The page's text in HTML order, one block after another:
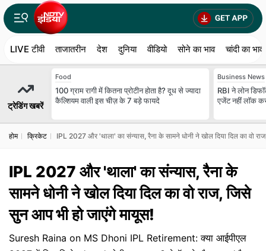
LIVE टीवी ताजातरीन देश दुनिया वीडियो सोने का भाव चांदी का भाव
ट्रेडिंग खबरें
Food
100 ग्राम रागी में कितना प्रोटीन होता है? दूध से ज्यादा
कैल्शियम वाली इस चीज़ के 7 बड़े फायदे
Business News
RBI ने लोन
एजेंट नहीं लॉक
होम क्रिकेट IPL 2027 और 'थाला' का संन्यास, रैना के सामने धोनी ने खोल दिया दिल का वो
IPL 2027 और 'थाला' का संन्यास, रैना के
सामने धोनी ने खोल दिया दिल का वो राज, जिसे
सुन आप भी हो जाएंगे मायूस!
Suresh Raina on MS Dhoni IPL Retirement: क्या आईपीएल